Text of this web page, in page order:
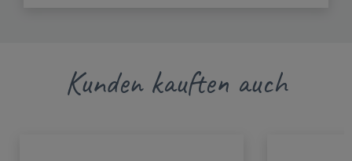
Kunden kauften auch